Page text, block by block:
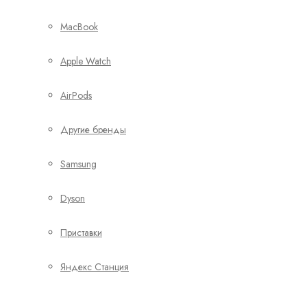
MacBook
Apple Watch
AirPods
Другие бренды
Samsung
Dyson
Приставки
Яндекс Станция